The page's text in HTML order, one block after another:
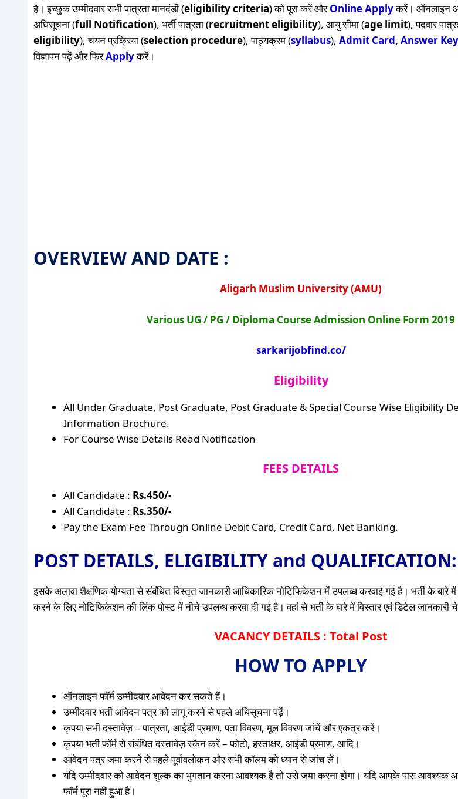
है। इच्छुक उम्मीदवार सभी पात्रता मानदंडों (eligibility criteria) को पूरा करें औरOnlineApplyकरें। ऑनलाइन
अधिसूचना (full Notification), भर्ती पात्रता (recruitment eligibility), आयु सीमा (age limit), पदवार
eligibility), चयन प्रक्रिया (selection procedure), पाठ्यक्रम (syllabus), Admit Card, Answer Key
विज्ञापन पढ़ें और फिरApplyकरें।
OVERVIEW AND DATE :
Aligarh Muslim University (AMU)
Various UG / PG / Diploma Course Admission Online Form 2019
sarkarijobfind.co/
Eligibility
All Under Graduate, Post Graduate, Post Graduate & Special Course Wise Eligibility
Information Brochure.
For Course Wise Details Read Notification
FEES DETAILS
All Candidate : Rs.450/-
All Candidate : Rs.350/-
Pay the Exam Fee Through Online Debit Card, Credit Card, Net Banking.
POST DETAILS, ELIGIBILITY and QUALIFICATION:
इसके अलावा शैक्षणिक योग्यता से संबंधित विस्तृत जानकारी आधिकारिक नोटिफिकेशन में उपलब्ध करवाई गई है। भर्ती के बारे
करने के लिए नोटिफिकेशन की लिंक पोस्ट में नीचे उपलब्ध करवा दी गई है। वहां से भर्ती के बारे में विस्तार एवं डिटेल
VACANCY DETAILS : Total Post
HOW TO APPLY
ऑनलाइन फॉर्म उम्मीदवार आवेदन कर सकते हैं।
उम्मीदवार भर्ती आवेदन पत्र को लागू करने से पहले अधिसूचना पढ़ें।
कृपया सभी दस्तावेज़ – पात्रता, आईडी प्रमाण, पता विवरण, मूल विवरण जांचें और एकत्र करें।
कृपया भर्ती फॉर्म से संबंधित दस्तावेज़ स्कैन करें – फोटो, हस्ताक्षर, आईडी प्रमाण, आदि।
आवेदन पत्र जमा करने से पहले पूर्वावलोकन और सभी कॉलम को ध्यान से जांच लें।
यदि उम्मीदवार को आवेदन शुल्क का भुगतान करना आवश्यक है तो उसे जमा करना होगा। यदि आपके पास आवश्यक
फॉर्म पूरा नहीं हुआ है।